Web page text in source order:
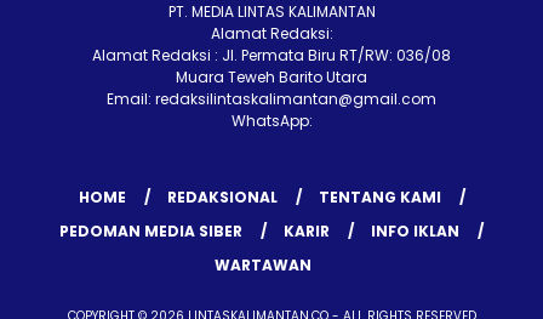
PT. MEDIA LINTAS KALIMANTAN
Alamat Redaksi:
Alamat Redaksi : Jl. Permata Biru RT/RW: 036/08
Muara Teweh Barito Utara
Email: redaksilintaskalimantan@gmail.com
WhatsApp:
HOME REDAKSIONAL
TENTANG KAMI
PEDOMAN MEDIA SIBER
KARIR
INFO IKLAN
WARTAWAN